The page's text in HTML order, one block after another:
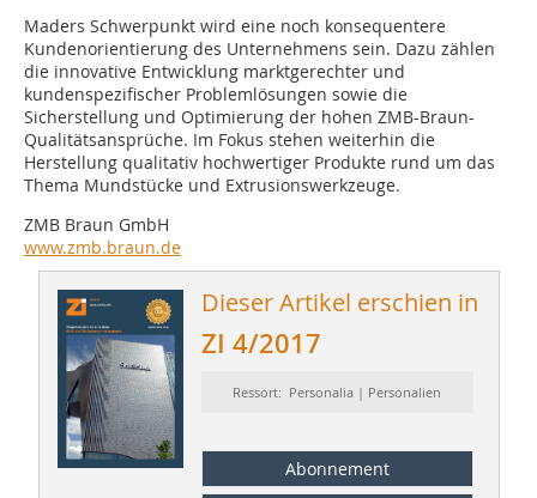
Maders Schwerpunkt wird eine noch konsequentere
Kundenorientierung des Unternehmens sein. Dazu zählen
die innovative Entwicklung marktgerechter und
kundenspezifischer Problemlösungen sowie die
Sicherstellung und Optimierung der hohen ZMB-Braun-
Qualitätsansprüche. Im Fokus stehen weiterhin die
Herstellung qualitativ hochwertiger Produkte rund um das
Thema Mundstücke und Extrusionswerkzeuge.
ZMB Braun GmbH
www.zmb.braun.de
Dieser Artikel erschien in
ZI 4/2017
Ressort: Personalia | Personalien
Abonnement